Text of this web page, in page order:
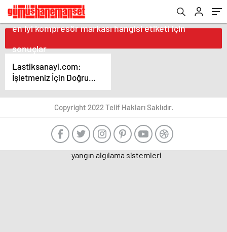
en iyi kompresör markası hangisi etiketi için
sonuçlar
Lastiksanayi.com:
İşletmeniz İçin Doğru
Kompresör Seçimi:
Markalar ve
Copyright 2022 Telif Hakları Saklıdır.
yangın algılama sistemleri